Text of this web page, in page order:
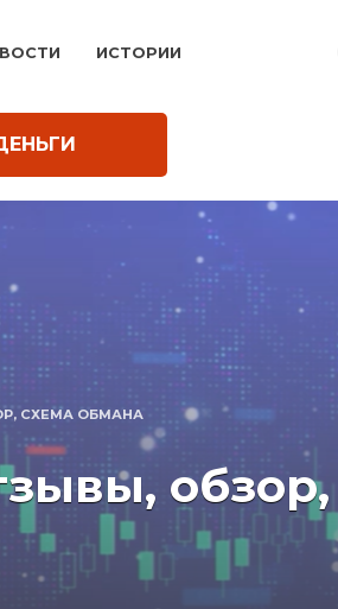
ИСТОРИИ
СХЕМА ОБМАНА
обзор,